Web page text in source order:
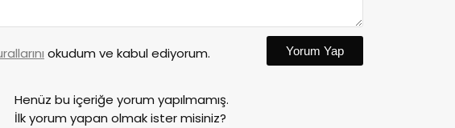
okudum ve kabul ediyorum. Yorum Yap
Henüz bu içeriğe yorum yapılmamış.
İlk yorum yapan olmak ister misiniz?